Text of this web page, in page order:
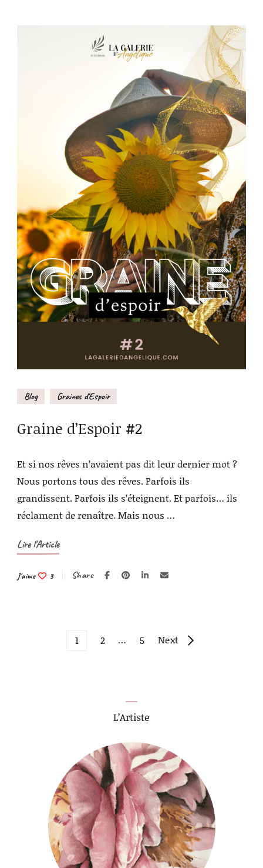
Blog Graines d'Espoir
Graine d’Espoir #2
Et si nos rêves n’avaient pas dit leur dernier mot ?
Nous portons tous des rêves. Parfois ils
grandissent. Parfois ils s’éteignent. Et parfois… ils
réclament de renaître. Mais nous …
Lire l'Article
J'aime 3 Share
Pagination
Page
1 Page
2 … Page
5 Next
L’Artiste